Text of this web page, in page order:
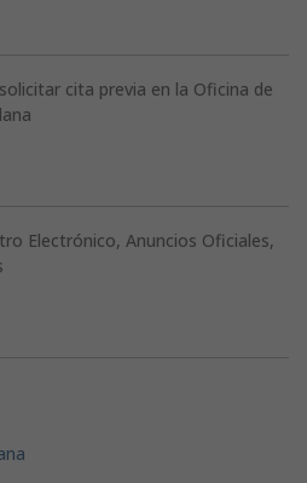
cita previa en la Oficina de
Electrónico, Anuncios Oficiales,